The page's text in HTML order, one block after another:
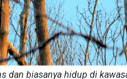
dan biasanya hidup di